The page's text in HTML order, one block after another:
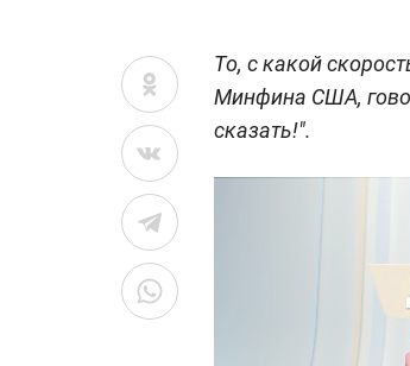
То, с какой
Минфина США,
сказать!".